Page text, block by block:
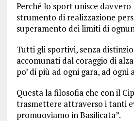
Perché lo sport unisce
strumento di realizzazione
superamento dei limiti di
Tutti gli sportivi, senza
accomunati dal coraggio di
po’ di più ad ogni gara, ad ogni
Questa la filosofia che con il
trasmettere attraverso i tanti
promuoviamo in Basilicata”.